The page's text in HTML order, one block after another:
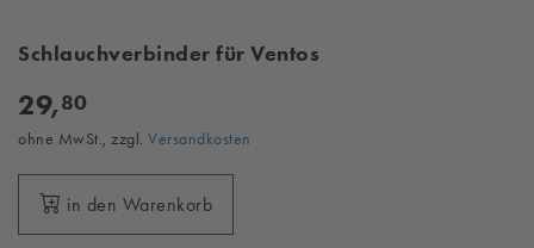
Schlauchverbinder für Ventos
29,80
ohne MwSt., zzgl. Versandkosten
in den Warenkorb